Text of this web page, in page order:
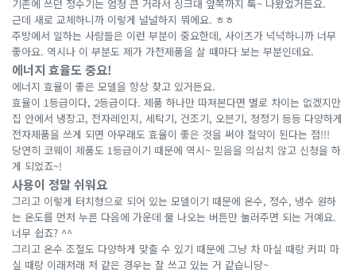
기존에 쓰던 정수기는 엄청 큰 거라서 싱크대 앞쪽까지 툭~ 나왔었거든요.
근데 새로 교체하니까 이렇게 널널하지 뭐에요. ㅎㅎ
주방에서 일하는 사람들은 이런 부분이 중요한데, 사이즈가 넉넉하니까 너무
좋아요. 역시나 이 부분도 제가 가전제품을 살 때마다 보는 부분인데요.
에너지 효율도 중요!
에너지 효율이 좋은 모델을 항상 찾고 있거든요.
효율이 1등급이다, 2등급이다. 제품 하나만 따져본다면 별로 차이는 없겠지만
집 안에서 냉장고, 전자레인지, 세탁기, 건조기, 오븐기, 청정기 등등 다양하게
전자제품을 쓰게 되면 아무래도 효율이 좋은 것을 써야 절약이 된다는 점!!!
당연히 코웨이 제품도 1등급이기 때문에 역시~ 믿음을 의심치 않고 신청을 하
게 되었죠~!
사용이 정말 쉬워요
그리고 이렇게 터치형으로 되어 있는 모델이기 때문에 온수, 정수, 냉수 원하
는 온도를 먼저 누른 다음에 가운데 물 나오는 버튼만 눌러주면 되는 거예요.
너무 쉽죠? ^^
그리고 온수 조절도 다양하게 맞출 수 있기 때문에 그냥 차 마실 때랑 커피 마
실 때랑 이래저래 저 같은 경우는 잘 쓰고 있는 거 같습니당~